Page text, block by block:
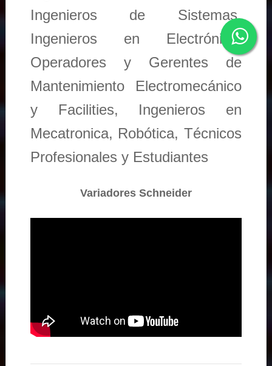
Ingenieros de Sistemas,
Ingenieros en Electrónica,
Operadores y Gerentes de
Mantenimiento Electromecánico
y Facilities, Ingenieros en
Mecatronica, Robótica, Técnicos
Profesionales y Estudiantes
Variadores Schneider